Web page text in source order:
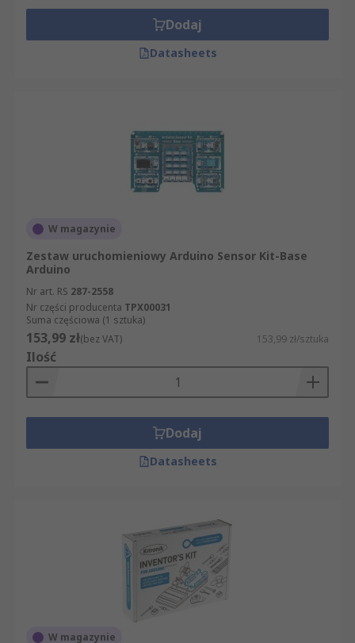
Dodaj
Datasheets
W magazynie
Zestaw uruchomieniowy Arduino Sensor Kit-Base
Arduino
Nr art. RS 287-2558
Nr części producenta TPX00031
Suma częściowa (1 sztuka)
153,99 zł(bez VAT) 153,99 zł/sztuka
Ilość
Dodaj
Datasheets
W magazynie